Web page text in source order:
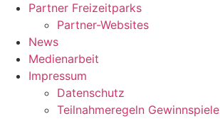
Partner Freizeitparks
Partner-Websites
News
Medienarbeit
Impressum
Datenschutz
Teilnahmeregeln Gewinnspiele